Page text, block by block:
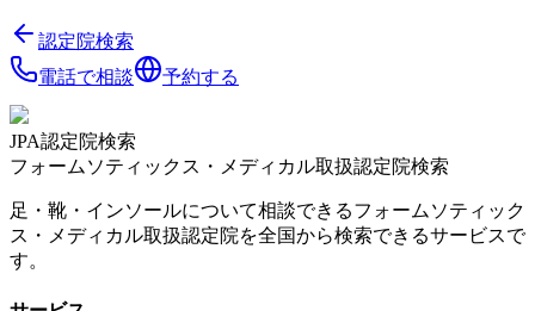
認定院検索
電話で相談
予約する
JPA認定院検索
フォームソティックス・メディカル取扱認定院検索
足・靴・インソールについて相談できるフォームソティック
ス・メディカル取扱認定院を全国から検索できるサービスで
す。